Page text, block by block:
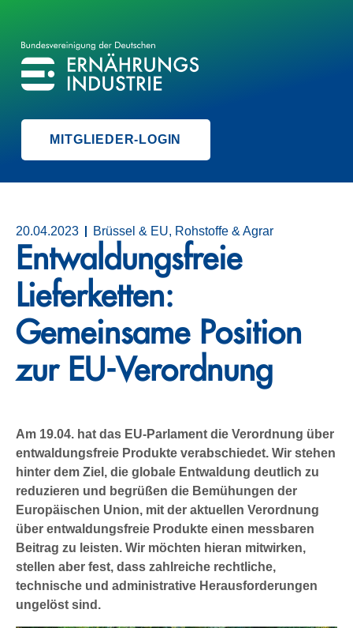
BVE
BUNDESVEREINIGUNG DER ERNÄHRUNGSINDUSTRIE
MITGLIEDER-LOGIN
20.04.2023 Brüssel & EU, Rohstoffe & Agrar
Entwaldungsfreie
Lieferketten:
Gemeinsame Position
zur EU-Verordnung
Am 19.04. hat das EU-Parlament die Verordnung über
entwaldungsfreie Produkte verabschiedet. Wir stehen
hinter dem Ziel, die globale Entwaldung deutlich zu
reduzieren und begrüßen die Bemühungen der
Europäischen Union, mit der aktuellen Verordnung
über entwaldungsfreie Produkte einen messbaren
Beitrag zu leisten. Wir möchten hieran mitwirken,
stellen aber fest, dass zahlreiche rechtliche,
technische und administrative Herausforderungen
ungelöst sind.